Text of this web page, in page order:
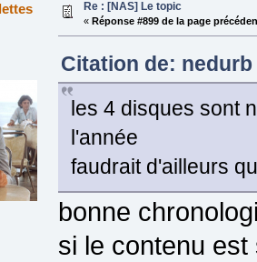
Re : [NAS] Le topic
« Réponse #899 de la page
Citation de: nedurb
les 4 disques sont
l'année
faudrait d'ailleurs
bonne
si le contenu